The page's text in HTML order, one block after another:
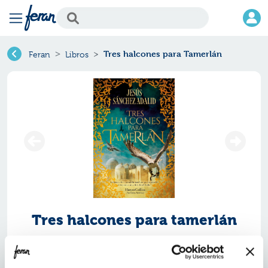
Feran Libros Tres halcones para Tamerlán
Tres halcones para tamerlán
Ref.
ISBN: